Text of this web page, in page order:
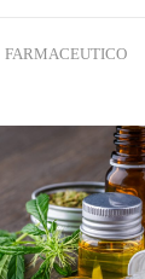
FARMACEUTICO